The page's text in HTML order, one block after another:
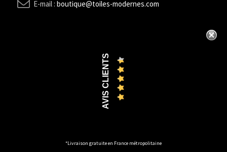
E-mail : boutique@toiles-modernes.com
AVIS CLIENTS
*Livraison gratuite en France métropolitaine